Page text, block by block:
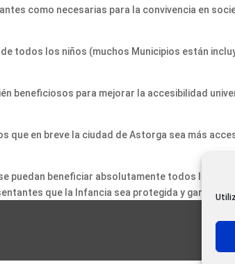
como necesarias para la convivencia en
todos los niños (muchos Municipios están
beneficiosos para mejorar la accesibilidad
que en breve la ciudad de Astorga sea más
puedan beneficiar absolutamente todos los
que la Infancia sea protegida y